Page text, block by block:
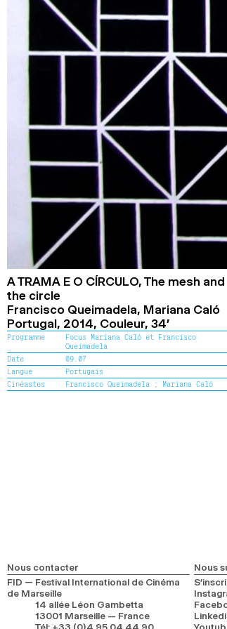
A TRAMA E O CÍRCULO, The mesh and
the circle
Francisco Queimadela, Mariana Caló
Portugal, 2014, Couleur, 34’
Programme
Focus Mariana Caló et Francisco
Queimadela
Date
09.07
Langue
Portugais
Cinéastes
Francisco Queimadela ; Mariana Caló
Nous contacter
FID — Festival International de Cinéma
de Marseille
14 allée Léon Gambetta
13001 Marseille — France
Nous